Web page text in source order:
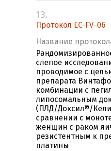
13.
Протокол EC-FV-06
Название
слепое
проводимое с
препарата
комбинации с
липосомальным
(ПЛД/Доксил®/
сравнении с
женщин с раком
резистентным к
платины